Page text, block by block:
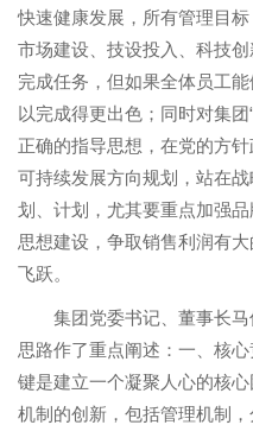
快速健康发展，所有管理目
市场建设、技设投入、科技
完成任务，但如果全体员工
以完成得更出色；同时对集
正确的指导思想，在党的方
可持续发展方向规划，站在
划、计划，尤其要重点加强
思想建设，争取销售利润有
飞跃。
集团党委书记、董事长马
思路作了重点阐述：一、核
键是建立一个凝聚人心的核
机制的创新，包括管理机制